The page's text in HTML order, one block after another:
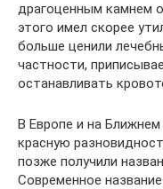
драгоценным камнем
этого имел скорее
больше ценили
частности,
останавливать
В Европе и на
красную
позже получили
Современное